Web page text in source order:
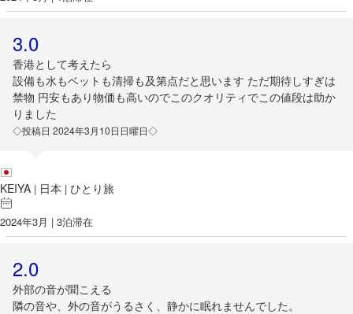
3.0
香港として考えたら
設備も水もベットも清掃も及第点だと思います ただ期待しすぎは
禁物 円安もあり物価も高いのでこのクオリティでこの値段は助か
りました
◇投稿日 2024年3月10日日曜日◇
KEIYA | 日本 | ひとり旅
2024年3月 | 3泊滞在
2.0
外部の音が聞こえる
隣の音や、外の音がうるさく、静かに眠れませんでした。